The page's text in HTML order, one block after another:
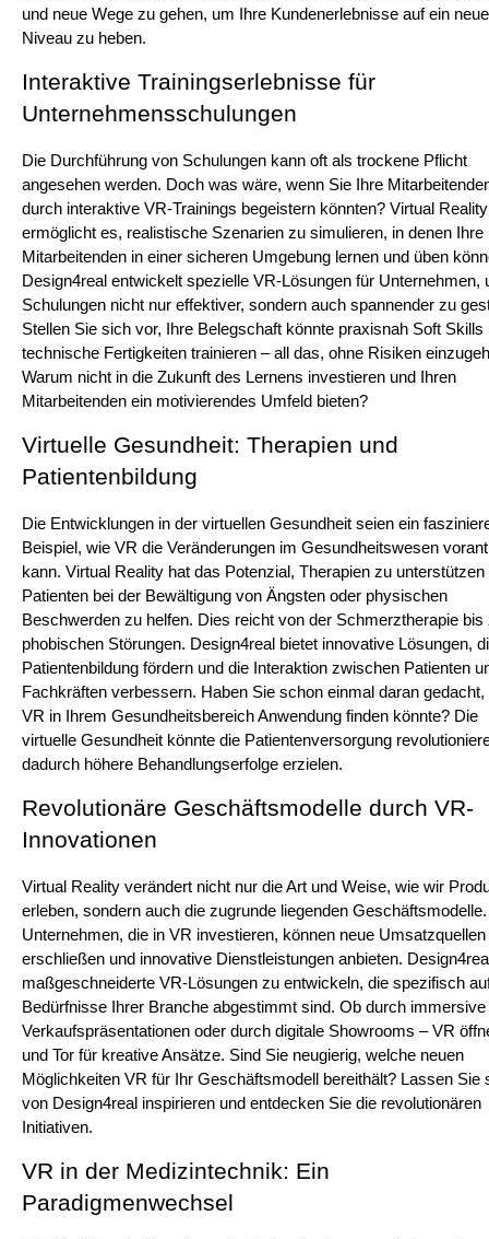
und neue Wege zu gehen, um Ihre Kundenerlebnisse auf ein
Niveau zu heben.
Interaktive Trainingserlebnisse für
Unternehmensschulungen
Die Durchführung von Schulungen kann oft als trockene Pflicht
angesehen werden. Doch was wäre, wenn Sie Ihre
durch interaktive VR-Trainings begeistern könnten? Virtual Reality
ermöglicht es, realistische Szenarien zu simulieren, in denen Ihre
Mitarbeitenden in einer sicheren Umgebung lernen und üben
Design4real entwickelt spezielle VR-Lösungen für Unternehmen,
Schulungen nicht nur effektiver, sondern auch spannender zu
Stellen Sie sich vor, Ihre Belegschaft könnte praxisnah Soft Skills
technische Fertigkeiten trainieren – all das, ohne Risiken
Warum nicht in die Zukunft des Lernens investieren und Ihren
Mitarbeitenden ein motivierendes Umfeld bieten?
Virtuelle Gesundheit: Therapien und
Patientenbildung
Die Entwicklungen in der virtuellen Gesundheit seien ein
Beispiel, wie VR die Veränderungen im Gesundheitswesen
kann. Virtual Reality hat das Potenzial, Therapien zu unterstützen
Patienten bei der Bewältigung von Ängsten oder physischen
Beschwerden zu helfen. Dies reicht von der Schmerztherapie bis
phobischen Störungen. Design4real bietet innovative Lösungen,
Patientenbildung fördern und die Interaktion zwischen Patienten
Fachkräften verbessern. Haben Sie schon einmal daran gedacht,
VR in Ihrem Gesundheitsbereich Anwendung finden könnte? Die
virtuelle Gesundheit könnte die Patientenversorgung
dadurch höhere Behandlungserfolge erzielen.
Revolutionäre Geschäftsmodelle durch VR-
Innovationen
Virtual Reality verändert nicht nur die Art und Weise, wie wir
erleben, sondern auch die zugrunde liegenden Geschäftsmodelle.
Unternehmen, die in VR investieren, können neue Umsatzquellen
erschließen und innovative Dienstleistungen anbieten.
maßgeschneiderte VR-Lösungen zu entwickeln, die spezifisch
Bedürfnisse Ihrer Branche abgestimmt sind. Ob durch immersive
Verkaufspräsentationen oder durch digitale Showrooms – VR
und Tor für kreative Ansätze. Sind Sie neugierig, welche neuen
Möglichkeiten VR für Ihr Geschäftsmodell bereithält? Lassen Sie
von Design4real inspirieren und entdecken Sie die revolutionären
Initiativen.
VR in der Medizintechnik: Ein
Paradigmenwechsel